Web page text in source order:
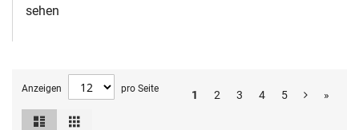
sehen
Anzeigen pro Seite 1 2 3 4 5 »
Ansicht